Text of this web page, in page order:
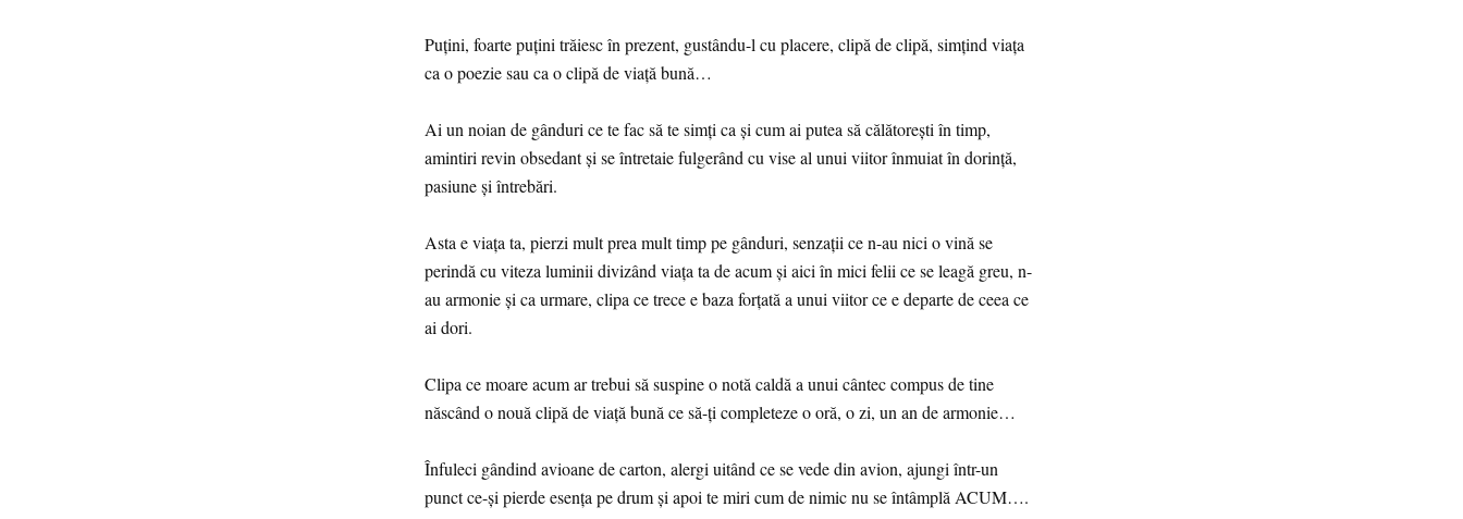
Puțini, foarte puțini trăiesc în prezent, gustându-l cu placere, clipă de clipă, simțind viața
ca o poezie sau ca o clipă de viață bună…
Ai un noian de gânduri ce te fac să te simți ca și cum ai putea să călătorești în timp,
amintiri revin obsedant și se întretaie fulgerând cu vise al unui viitor înmuiat în dorință,
pasiune și întrebări.
Asta e viața ta, pierzi mult prea mult timp pe gânduri, senzații ce n-au nici o vină se
perindă cu viteza luminii divizând viața ta de acum și aici în mici felii ce se leagă greu, n-
au armonie și ca urmare, clipa ce trece e baza forțată a unui viitor ce e departe de ceea ce
ai dori.
Clipa ce moare acum ar trebui să suspine o notă caldă a unui cântec compus de tine
născând o nouă clipă de viață bună ce să-ți completeze o oră, o zi, un an de armonie…
Înfuleci gândind avioane de carton, alergi uitând ce se vede din avion, ajungi într-un
punct ce-și pierde esența pe drum și apoi te miri cum de nimic nu se întâmplă ACUM….